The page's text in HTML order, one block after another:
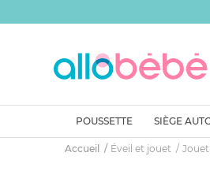
POUSSETTE SIÈGE
Accueil Éveil et jouet